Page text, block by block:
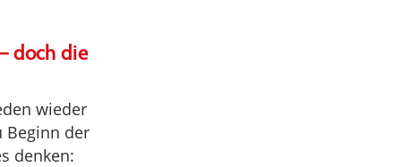
doch die
wieder
Beginn der
denken: